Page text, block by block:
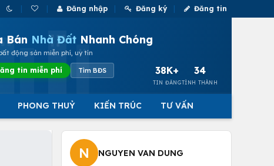
Đăng nhập Đăng ký Đăng tin
Bán Nhà Đất Nhanh Chóng
động sản miễn phí, uy tín
tin miễn phí Tìm BĐS 38K+
TIN ĐĂNG
34
TỈNH THÀNH
PHONG THUỶ KIẾN TRÚC TƯ VẤN
N NGUYEN VAN DUNG